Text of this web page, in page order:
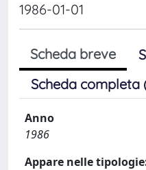
1986-01-01
Scheda breve
Scheda completa
Anno
1986
Appare nelle